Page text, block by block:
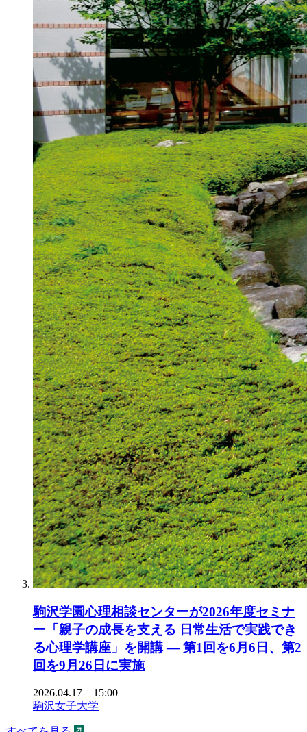
駒沢学園心理相談センターが2026年度セミナ
ー「親子の成長を支える 日常生活で実践でき
る心理学講座」を開講 ― 第1回を6月6日、第2
回を9月26日に実施
2026.04.17 15:00
駒沢女子大学